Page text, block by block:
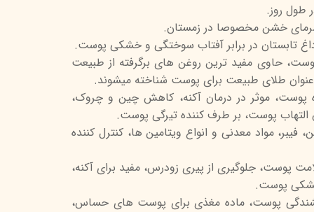
اسکین
طول روز.
خشن مخصوصا در زمستان.
تابستان در برابر آفتاب سوختگی و خشکی پوست.
حاوی مفید ترین روغن های برگرفته از طبیعت
طلای طبیعت برای پوست شناخته میشوند.
پوست، موثر در درمان آکنه، کاهش چین و چروک،
پوست، بر طرف کننده تیرگی پوست.
فیبر، مواد معدنی و انواع ویتامین ها، کنترل کننده
پوست، جلوگیری از پیری زودرس، مفید برای آکنه،
خشکی پوست.
پوست، ماده مغذی برای پوست های حساس،